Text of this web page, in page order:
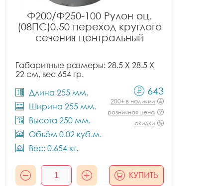
Ф200/Ф250-100 Рулон оц.
(08ПС)0.50 переход круглого
сечения центральный
Габаритные размеры: 28.5 X 28.5 X
22 см, вес 654 гр.
Длина 255 мм.
Ширина 255 мм.
Высота 250 мм.
Объём 0.02 куб.м.
Вес: 0.654 кг.
643
200+ в наличии
розничная цена
скидки
КУПИТЬ